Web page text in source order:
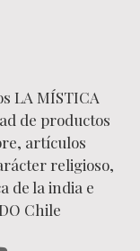
LA MÍSTICA
de productos
artículos
religioso,
de la india e
Chile